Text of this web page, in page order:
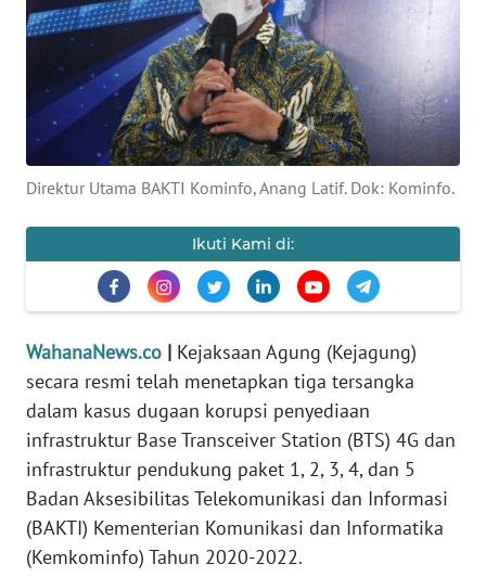
Direktur Utama BAKTI Kominfo, Anang Latif. Dok: Kominfo.
Ikuti Kami di:
WahanaNews.co | Kejaksaan Agung (Kejagung)
secara resmi telah menetapkan tiga tersangka
dalam kasus dugaan korupsi penyediaan
infrastruktur Base Transceiver Station (BTS) 4G dan
infrastruktur pendukung paket 1, 2, 3, 4, dan 5
Badan Aksesibilitas Telekomunikasi dan Informasi
(BAKTI) Kementerian Komunikasi dan Informatika
(Kemkominfo) Tahun 2020-2022.
KESEHATAN
INTERNASIONAL
SERBA-SERBI
PENDIDIKAN
OLAHRAGA
OPINI
EDITORIAL
Informasi
BERITA